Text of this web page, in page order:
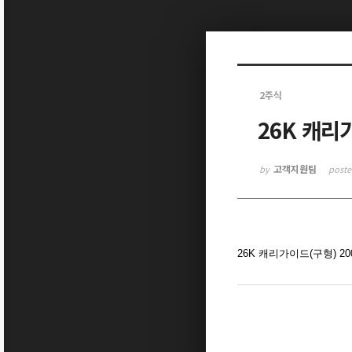
2주식
26K 캐리
by 고객지원팀
26K 캐리가이드(구형)
Sketchbook5, 스케치북5